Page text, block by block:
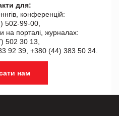
для:
конференцій:
502-99-00,
на порталі, журналах:
502 30 13,
92 39, +380 (44) 383 50 34.
нам